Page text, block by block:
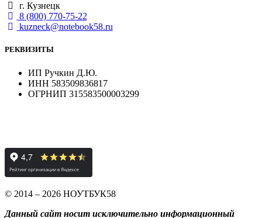
г. Кузнецк
8 (800) 770-75-22
kuzneck@notebook58.ru
РЕКВИЗИТЫ
ИП Ручкин Д.Ю.
ИНН 583509836817
ОГРНИП 315583500003299
© 2014 – 2026 НОУТБУК58
Данный сайт носит исключительно информационный